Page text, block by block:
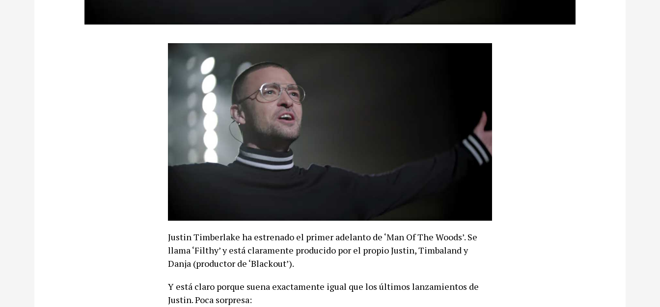
Justin Timberlake ha estrenado el primer adelanto de ‘Man Of The Woods’. Se
llama ‘Filthy’ y está claramente producido por el propio Justin, Timbaland y
Danja (productor de ‘Blackout’).
Y está claro porque suena exactamente igual que los últimos lanzamientos de
Justin. Poca sorpresa: